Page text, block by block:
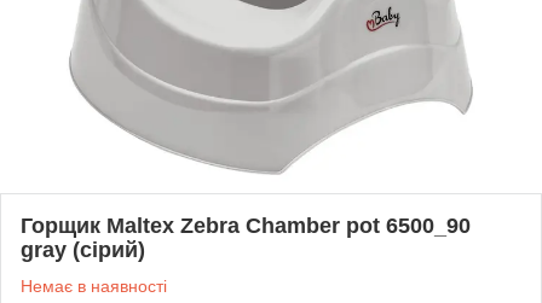
Горщик Maltex Zebra Chamber pot 6500_90
gray (сірий)
Немає в наявності